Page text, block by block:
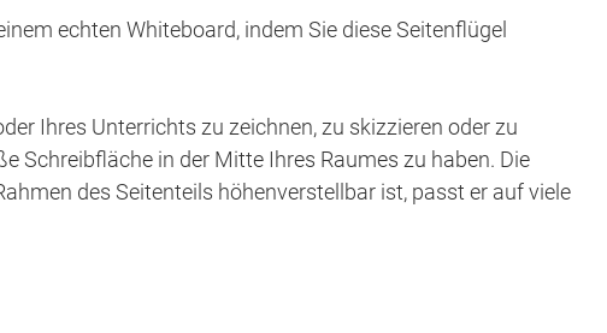
echten Whiteboard, indem Sie diese Seitenflügel
Ihres Unterrichts zu zeichnen, zu skizzieren oder zu
Schreibfläche in der Mitte Ihres Raumes zu haben. Die
des Seitenteils höhenverstellbar ist, passt er auf viele